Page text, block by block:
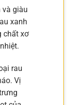
và giàu
xanh
chất xơ
rau
Vị